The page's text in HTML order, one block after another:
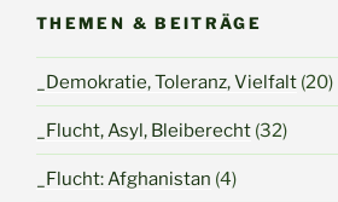
THEMEN & BEITRÄGE
_Demokratie, Toleranz, Vielfalt (20)
_Flucht, Asyl, Bleiberecht (32)
_Flucht: Afghanistan (4)